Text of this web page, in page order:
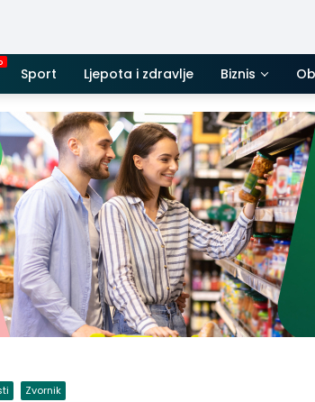
Sport Ljepota i zdravlje Biznis
Zvornik